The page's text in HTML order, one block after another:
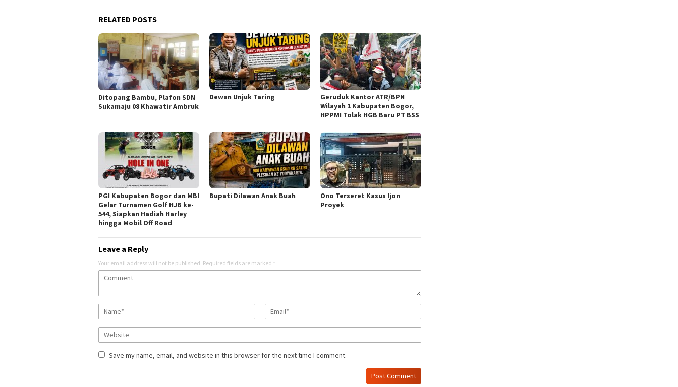
RELATED POSTS
Ditopang Bambu, Plafon SDN
Sukamaju 08 Khawatir Ambruk
Dewan Unjuk Taring
Geruduk Kantor ATR/BPN
Wilayah 1 Kabupaten Bogor,
HPPMI Tolak HGB Baru PT BSS
PGI Kabupaten Bogor dan MBI
Gelar Turnamen Golf HJB ke-
544, Siapkan Hadiah Harley
hingga Mobil Off Road
Bupati Dilawan Anak Buah
Ono Terseret Kasus Ijon
Proyek
Leave a Reply
Your email address will not be published. Required fields are marked *
Save my name, email, and website in this browser for the next time I comment.